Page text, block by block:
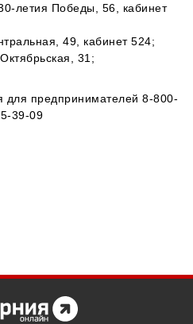
летия Победы, 56, кабинет
49, кабинет 524;
31;
для предпринимателей 8-800-
39-09